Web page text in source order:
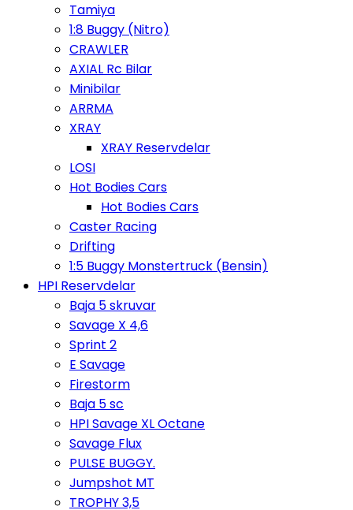
Tamiya
1:8 Buggy (Nitro)
CRAWLER
AXIAL Rc Bilar
Minibilar
ARRMA
XRAY
XRAY Reservdelar
LOSI
Hot Bodies Cars
Hot Bodies Cars
Caster Racing
Drifting
1:5 Buggy Monstertruck (Bensin)
HPI Reservdelar
Baja 5 skruvar
Savage X 4,6
Sprint 2
E Savage
Firestorm
Baja 5 sc
HPI Savage XL Octane
Savage Flux
PULSE BUGGY.
Jumpshot MT
TROPHY 3,5